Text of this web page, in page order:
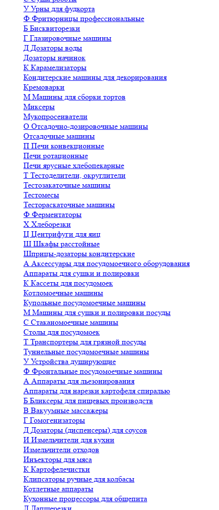
У Урны для фудкорта
Ф Фритюрницы профессиональные
Б Бисквиторезки
Г Глазировочные машины
Д Дозаторы воды
Дозаторы начинок
К Карамелизаторы
Кондитерские машины для декорирования
Кремоварки
М Машины для сборки тортов
Миксеры
Мукопросеиватели
О Отсадочно-дозировочные машины
Отсадочные машины
П Печи конвекционные
Печи ротационные
Печи ярусные хлебопекарные
Т Тестоделители, округлители
Тестозакаточные машины
Тестомесы
Тестораскаточные машины
Ф Ферментаторы
Х Хлеборезки
Ц Центрифуги для яиц
Ш Шкафы расстойные
Шприцы-дозаторы кондитерские
А Аксессуары для посудомоечного оборудования
Аппараты для сушки и полировки
К Кассеты для посудомоек
Котломоечные машины
Купольные посудомоечные машины
М Машины для сушки и полировки посуды
С Стаканомоечные машины
Столы для посудомоек
Т Транспортеры для грязной посуды
Туннельные посудомоечные машины
У Устройства душирующие
Ф Фронтальные посудомоечные машины
А Аппараты для льезонирования
Аппараты для нарезки картофеля спиралью
Б Бликсеры для пищевых производств
В Вакуумные массажеры
Г Гомогенизаторы
Д Дозаторы (диспенсеры) для соусов
И Измельчители для кухни
Измельчители отходов
Инъекторы для мяса
К Картофелечистки
Клипсаторы ручные для колбасы
Котлетные аппараты
Кухонные процессоры для общепита